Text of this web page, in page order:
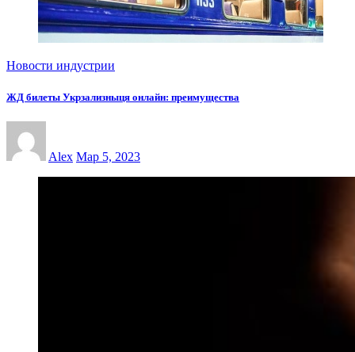
Новости индустрии
ЖД билеты Укрзализныця онлайн: преимущества
Alex Мар 5, 2023